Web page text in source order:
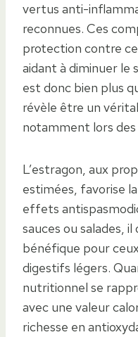
vertus anti-
reconnues. Ces
protection contre
aidant à diminuer le
est donc bien plus
révèle être un
notamment lors des
L’estragon, aux
estimées, favorise
effets
sauces ou salades,
bénéfique pour
digestifs légers.
nutritionnel se
avec une valeur
richesse en